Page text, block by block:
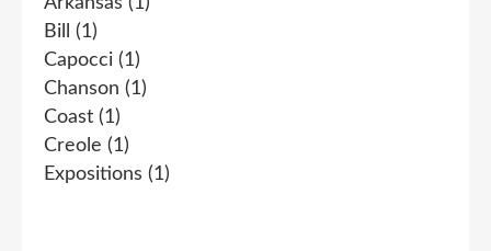
Bill
(1)
Capocci (1)
Chanson (1)
Coast (1)
Creole (1)
Expositions (1)